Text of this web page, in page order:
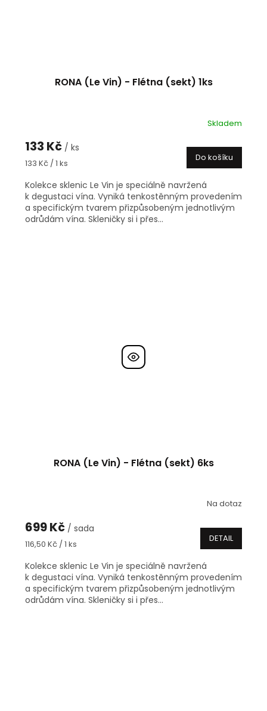
RONA (Le Vin) - Flétna (sekt) 1ks
Skladem
133 Kč / ks
Měrná
133 Kč / 1 ks
Do košíku
Kolekce sklenic Le Vin je speciálně navržená
k degustaci vína. Vyniká tenkostěnným provedením
a specifickým tvarem přizpůsobeným jednotlivým
odrůdám vína. Skleničky si i přes...
RONA (Le Vin) - Flétna (sekt) 6ks
Na dotaz
699 Kč / sada
Měrná
116,50 Kč / 1 ks
DETAIL
Kolekce sklenic Le Vin je speciálně navržená
k degustaci vína. Vyniká tenkostěnným provedením
a specifickým tvarem přizpůsobeným jednotlivým
odrůdám vína. Skleničky si i přes...